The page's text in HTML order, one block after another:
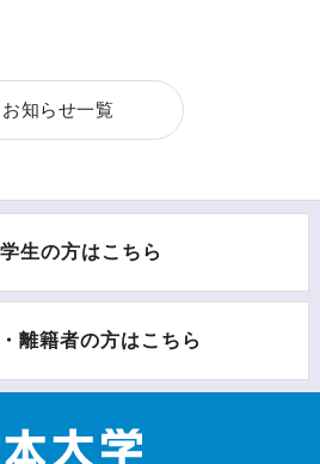
お知らせ一覧
生の方はこちら
離籍者の方はこちら